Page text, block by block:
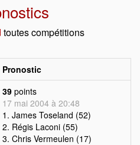
toutes compétitions
Pronostic
39 points
17 mai 2004 à 20:48
1. James Toseland (52)
2. Régis Laconi (55)
3. Chris Vermeulen (17)